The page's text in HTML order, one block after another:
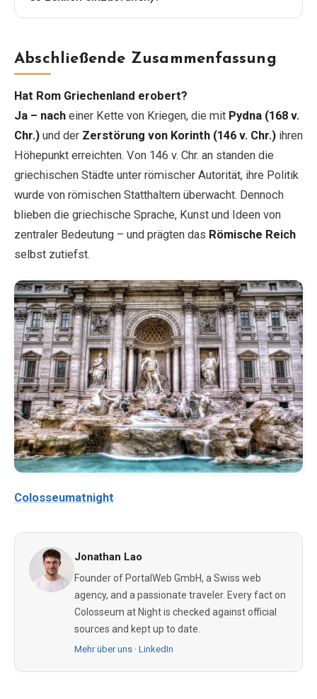
Abschließende Zusammenfassung
Hat Rom Griechenland erobert?
Ja – nach einer Kette von Kriegen, die mit Pydna (168 v.
Chr.) und der Zerstörung von Korinth (146 v. Chr.) ihren
Höhepunkt erreichten. Von 146 v. Chr. an standen die
griechischen Städte unter römischer Autorität, ihre Politik
wurde von römischen Statthaltern überwacht. Dennoch
blieben die griechische Sprache, Kunst und Ideen von
zentraler Bedeutung – und prägten das Römische Reich
selbst zutiefst.
Colosseumatnight
Jonathan Lao
Founder of PortalWeb GmbH, a Swiss web
agency, and a passionate traveler. Every fact on
Colosseum at Night is checked against official
sources and kept up to date.
Mehr über uns · LinkedIn